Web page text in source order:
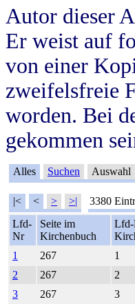
Autor dieser
Er weist auf
von einer
zweifelsfreie
worden. Bei
gekommen
Alles Suchen Auswahl
|< < > >| 3380
Lfd-
Nr
Seite im
Kirchenbuch
1
267 1
2
267 2
3
267 3